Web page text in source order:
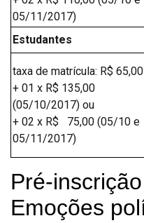
05/11/2017)
Estudantes
taxa de matrícula: R$ 65,00
+ 01 x R$ 135,00
(05/10/2017) ou
+ 02 x R$ 75,00 (05/10 e
05/11/2017)